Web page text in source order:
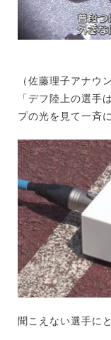
（佐藤理子アナウ
「デフ陸上の選手
プの光を見て一斉
聞こえない選手に